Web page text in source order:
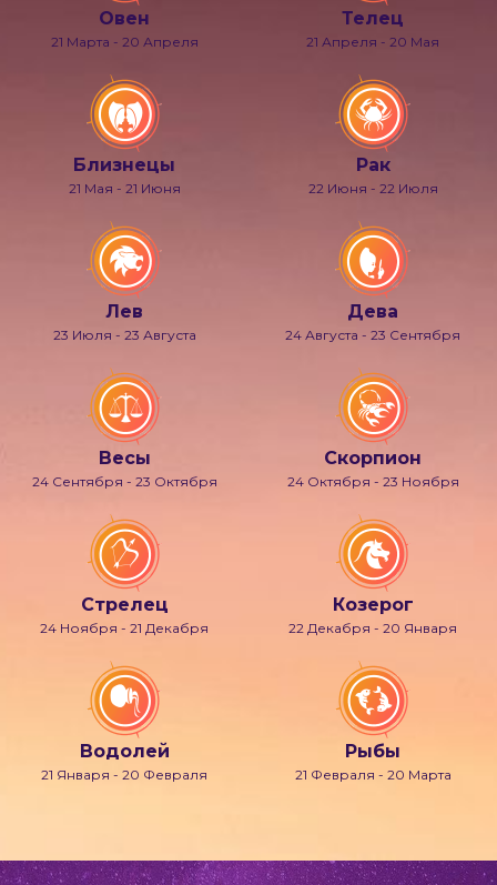
Овен
21 Марта - 20 Апреля
Телец
21 Апреля - 20 Мая
Близнецы
21 Мая - 21 Июня
Рак
22 Июня - 22 Июля
Лев
23 Июля - 23 Августа
Дева
24 Августа - 23 Сентября
Весы
24 Сентября - 23 Октября
Скорпион
24 Октября - 23 Ноября
Стрелец
24 Ноября - 21 Декабря
Козерог
22 Декабря - 20 Января
Водолей
21 Января - 20 Февраля
Рыбы
21 Февраля - 20 Марта